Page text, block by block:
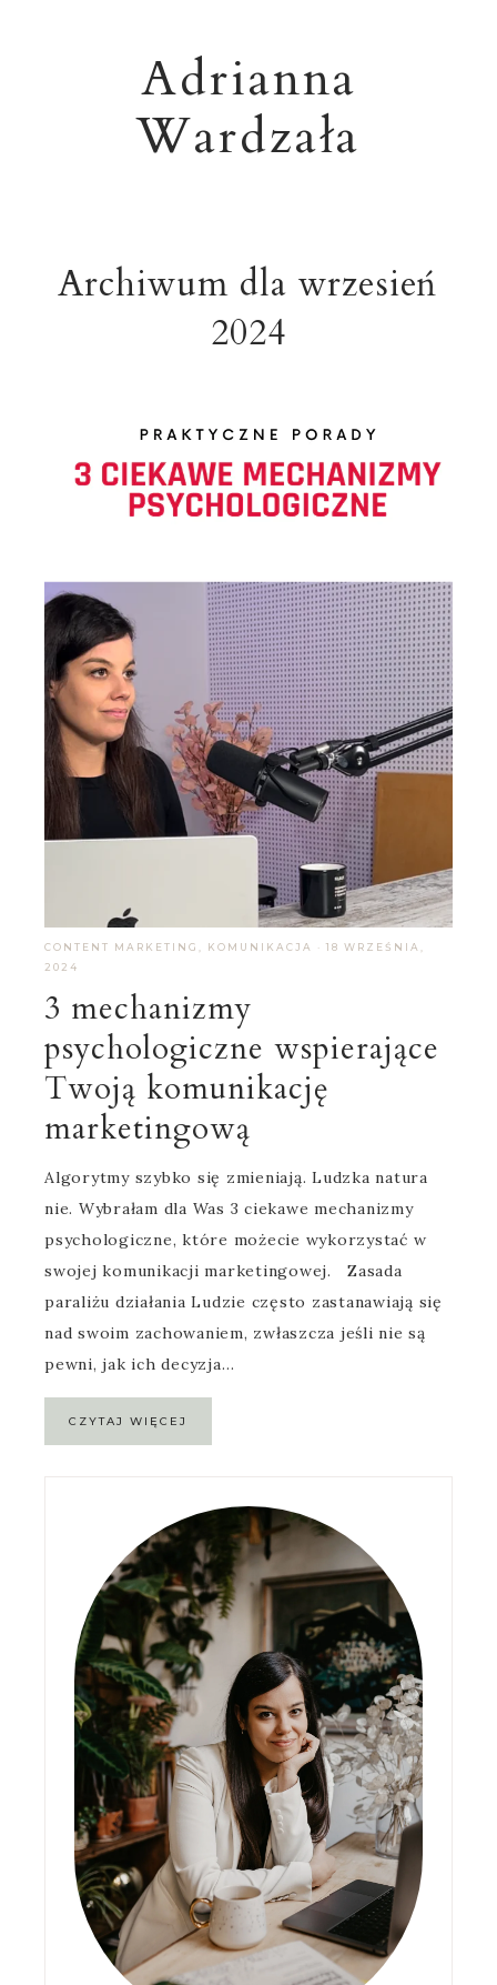
Adrianna
Wardzała
Archiwum dla wrzesień
2024
CONTENT MARKETING , KOMUNIKACJA · 18 WRZEŚNIA,
2024
3 mechanizmy
psychologiczne wspierające
Twoją komunikację
marketingową
Algorytmy szybko się zmieniają. Ludzka natura
nie. Wybrałam dla Was 3 ciekawe mechanizmy
psychologiczne, które możecie wykorzystać w
swojej komunikacji marketingowej. Zasada
paraliżu działania Ludzie często zastanawiają się
nad swoim zachowaniem, zwłaszcza jeśli nie są
pewni, jak ich decyzja…
CZYTAJ WIĘCEJ